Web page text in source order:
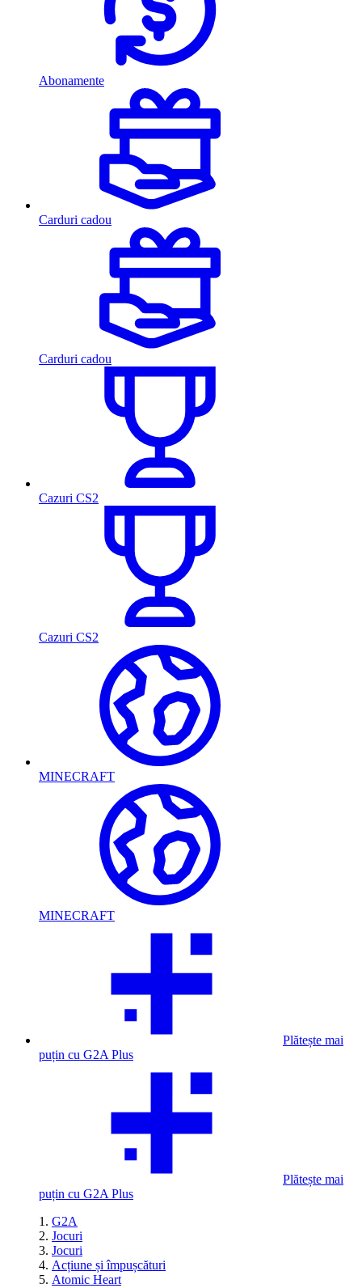
Abonamente
Carduri cadou
Carduri cadou
Cazuri CS2
Cazuri CS2
MINECRAFT
MINECRAFT
Plătește mai
puțin cu G2A Plus
Plătește mai
puțin cu G2A Plus
G2A
Jocuri
Jocuri
Acțiune și împușcături
Atomic Heart